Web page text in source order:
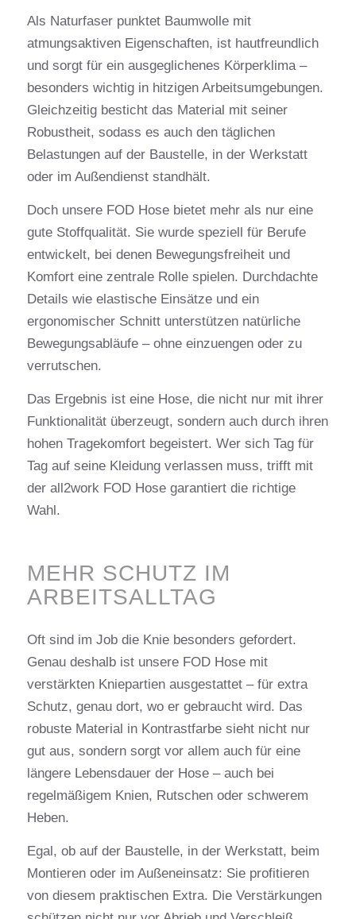
Als Naturfaser punktet Baumwolle mit
atmungsaktiven Eigenschaften, ist hautfreundlich
und sorgt für ein ausgeglichenes Körperklima –
besonders wichtig in hitzigen Arbeitsumgebungen.
Gleichzeitig besticht das Material mit seiner
Robustheit, sodass es auch den täglichen
Belastungen auf der Baustelle, in der Werkstatt
oder im Außendienst standhält.
Doch unsere FOD Hose bietet mehr als nur eine
gute Stoffqualität. Sie wurde speziell für Berufe
entwickelt, bei denen Bewegungsfreiheit und
Komfort eine zentrale Rolle spielen. Durchdachte
Details wie elastische Einsätze und ein
ergonomischer Schnitt unterstützen natürliche
Bewegungsabläufe – ohne einzuengen oder zu
verrutschen.
Das Ergebnis ist eine Hose, die nicht nur mit ihrer
Funktionalität überzeugt, sondern auch durch ihren
hohen Tragekomfort begeistert. Wer sich Tag für
Tag auf seine Kleidung verlassen muss, trifft mit
der all2work FOD Hose garantiert die richtige
Wahl.
MEHR SCHUTZ IM
ARBEITSALLTAG
Oft sind im Job die Knie besonders gefordert.
Genau deshalb ist unsere FOD Hose mit
verstärkten Kniepartien ausgestattet – für extra
Schutz, genau dort, wo er gebraucht wird. Das
robuste Material in Kontrastfarbe sieht nicht nur
gut aus, sondern sorgt vor allem auch für eine
längere Lebensdauer der Hose – auch bei
regelmäßigem Knien, Rutschen oder schwerem
Heben.
Egal, ob auf der Baustelle, in der Werkstatt, beim
Montieren oder im Außeneinsatz: Sie profitieren
von diesem praktischen Extra. Die Verstärkungen